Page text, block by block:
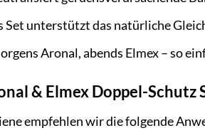
Set unterstützt das natürliche
Aronal, abends Elmex – so
& Elmex Doppel-Schutz
empfehlen wir die folgende